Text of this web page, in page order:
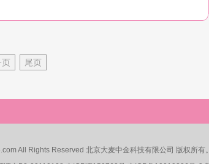
页 尾页
All Rights Reserved 北京大麦中金科技有限公司 版权所有。